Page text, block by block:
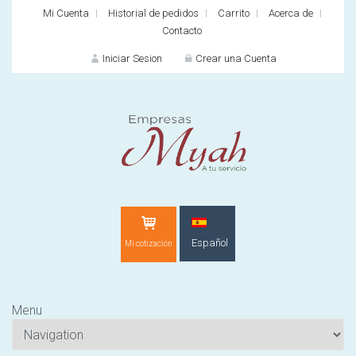
Mi Cuenta Historial de pedidos Carrito
Acerca de
Contacto
Iniciar Sesion
¿Cliente nuevo?
Crear una Cuenta
Mi cotización Español
Menu